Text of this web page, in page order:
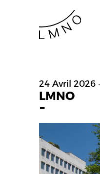
24 Avril 2026
LMNO
-